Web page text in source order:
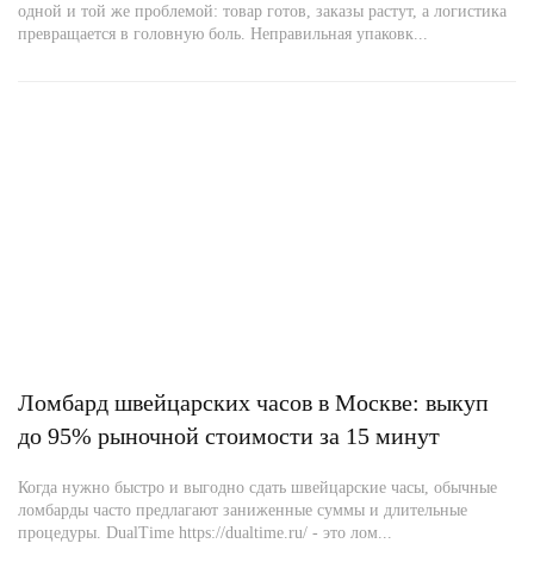
одной и той же проблемой: товар готов, заказы растут, а логистика
превращается в головную боль. Неправильная упаковк...
Ломбард швейцарских часов в Москве: выкуп
до 95% рыночной стоимости за 15 минут
Когда нужно быстро и выгодно сдать швейцарские часы, обычные
ломбарды часто предлагают заниженные суммы и длительные
процедуры. DualTime https://dualtime.ru/ - это лом...